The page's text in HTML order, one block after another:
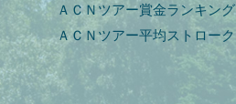
ＡＣＮツアー賞金ランキング
ＡＣＮツアー平均ストローク